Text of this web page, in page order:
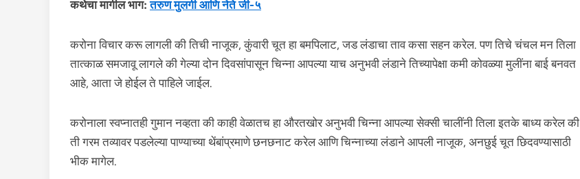
कथेचा मागील भाग:तरुण मुलगी आणि नेते जी-५
करोना विचार करू लागली की तिची नाजूक, कुंवारी चूत हा बमपिलाट, जड लंडाचा ताव कसा सहन करेल. पण तिचे चंचल मन तिला
तात्काळ समजावू लागले की गेल्या दोन दिवसांपासून चिन्ना आपल्या याच अनुभवी लंडाने तिच्यापेक्षा कमी कोवळ्या मुलींना बाई बनवत
आहे, आता जे होईल ते पाहिले जाईल.
करोनाला स्वप्नातही गुमान नव्हता की काही वेळातच हा औरतखोर अनुभवी चिन्ना आपल्या सेक्सी चालींनी तिला इतके बाध्य करेल की
ती गरम तव्यावर पडलेल्या पाण्याच्या थेंबांप्रमाणे छनछनाट करेल आणि चिन्नाच्या लंडाने आपली नाजूक, अनछुई चूत छिदवण्यासाठी
भीक मागेल.